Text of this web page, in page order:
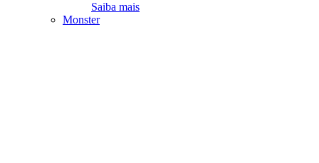
Saiba mais
Monster